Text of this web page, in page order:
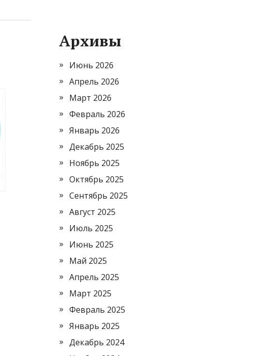
Архивы
Июнь 2026
Апрель 2026
Март 2026
Февраль 2026
Январь 2026
Декабрь 2025
Ноябрь 2025
Октябрь 2025
Сентябрь 2025
Август 2025
Июль 2025
Июнь 2025
Май 2025
Апрель 2025
Март 2025
Февраль 2025
Январь 2025
Декабрь 2024